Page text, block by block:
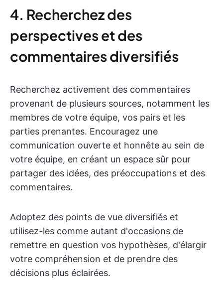
4. Recherchez des
perspectives et des
commentaires diversifiés
Recherchez activement des commentaires
provenant de plusieurs sources, notamment les
membres de votre équipe, vos pairs et les
parties prenantes. Encouragez une
communication ouverte et honnête au sein de
votre équipe, en créant un espace sûr pour
partager des idées, des préoccupations et des
commentaires.
Adoptez des points de vue diversifiés et
utilisez-les comme autant d'occasions de
remettre en question vos hypothèses, d'élargir
votre compréhension et de prendre des
décisions plus éclairées.